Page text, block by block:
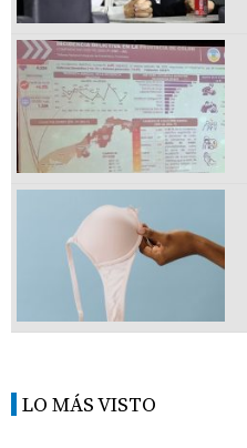
LO MÁS VISTO